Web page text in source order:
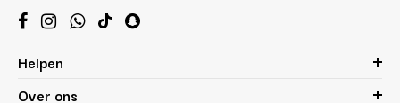
Helpen
Over ons